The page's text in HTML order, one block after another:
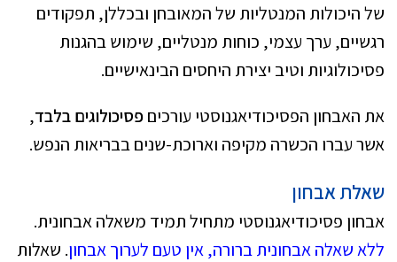
של היכולות המנטליות של המאובחן ובכללן, תפקודים
רגשיים, ערך עצמי, כוחות מנטליים, שימוש בהגנות
פסיכולוגיות וטיב יצירת היחסים הבינאישיים.
את האבחון הפסיכודיאגנוסטי עורכיםפסיכולוגים בלבד,
אשר עברו הכשרה מקיפה וארוכת-שנים בבריאות הנפש.
שאלת אבחון
אבחון פסיכודיאגנוסטי מתחיל תמיד משאלה אבחונית.
ללא שאלה אבחונית ברורה, אין טעם לערוך אבחון. שאלות